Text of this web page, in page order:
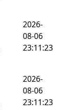
2026-
08-06
23:11:23
2026-
08-06
23:11:23